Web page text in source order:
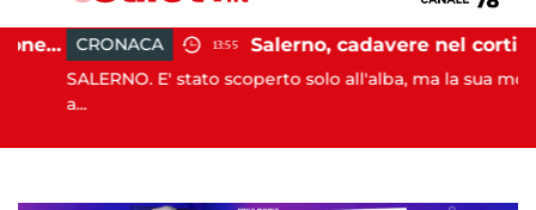
Capaccio Paestum, evasione tassa di soggiorno: scoperte 49 strutture fantasma, elevate 132 sanzioni CRONACA 13:55 Salerno, cadavere nel cortile di un palazzo: indaga la Polizia
SALERNO. E' stato scoperto solo all'alba, ma la sua morte è